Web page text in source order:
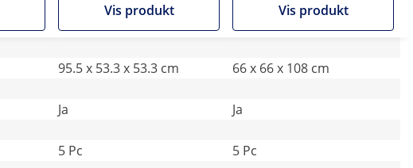
Vis produkt Vis produkt
95.5 x 53.3 x 53.3 cm
66 x 66 x 108 cm
Ja
Ja
5 Pc
5 Pc